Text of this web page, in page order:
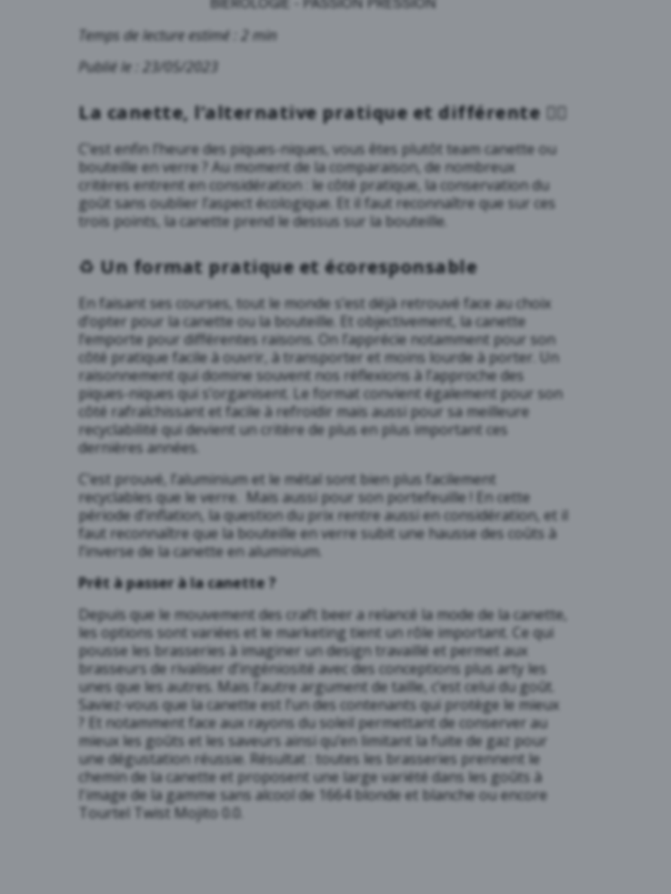
Temps de lecture estimé : 2 min
Publié le : 23/05/2023
La canette, l’alternative pratique et différente 💁‍♀️
C’est enfin l’heure des piques-niques, vous êtes plutôt team canette ou
bouteille en verre ? Au moment de la comparaison, de nombreux
critères entrent en considération : le côté pratique, la conservation du
goût sans oublier l’aspect écologique. Et il faut reconnaître que sur ces
trois points, la canette prend le dessus sur la bouteille.
♻️ Un format pratique et écoresponsable
En faisant ses courses, tout le monde s’est déjà retrouvé face au choix
d’opter pour la canette ou la bouteille. Et objectivement, la canette
l’emporte pour différentes raisons. On l’apprécie notamment pour son
côté pratique facile à ouvrir, à transporter et moins lourde à porter. Un
raisonnement qui domine souvent nos réflexions à l’approche des
piques-niques qui s’organisent. Le format convient également pour son
côté rafraîchissant et facile à refroidir mais aussi pour sa meilleure
recyclabilité qui devient un critère de plus en plus important ces
dernières années.
C’est prouvé, l’aluminium et le métal sont bien plus facilement
recyclables que le verre. Mais aussi pour son portefeuille ! En cette
période d’inflation, la question du prix rentre aussi en considération, et il
faut reconnaître que la bouteille en verre subit une hausse des coûts à
l’inverse de la canette en aluminium.
Prêt à passer à la canette ?
Depuis que le mouvement des craft beer a relancé la mode de la canette,
les options sont variées et le marketing tient un rôle important. Ce qui
pousse les brasseries à imaginer un design travaillé et permet aux
brasseurs de rivaliser d’ingéniosité avec des conceptions plus arty les
unes que les autres. Mais l’autre argument de taille, c’est celui du goût.
Saviez-vous que la canette est l’un des contenants qui protège le mieux
? Et notamment face aux rayons du soleil permettant de conserver au
mieux les goûts et les saveurs ainsi qu’en limitant la fuite de gaz pour
une dégustation réussie. Résultat : toutes les brasseries prennent le
chemin de la canette et proposent une large variété dans les goûts à
l'image de la gamme sans alcool de 1664 blonde et blanche ou encore
Tourtel Twist Mojito 0.0.